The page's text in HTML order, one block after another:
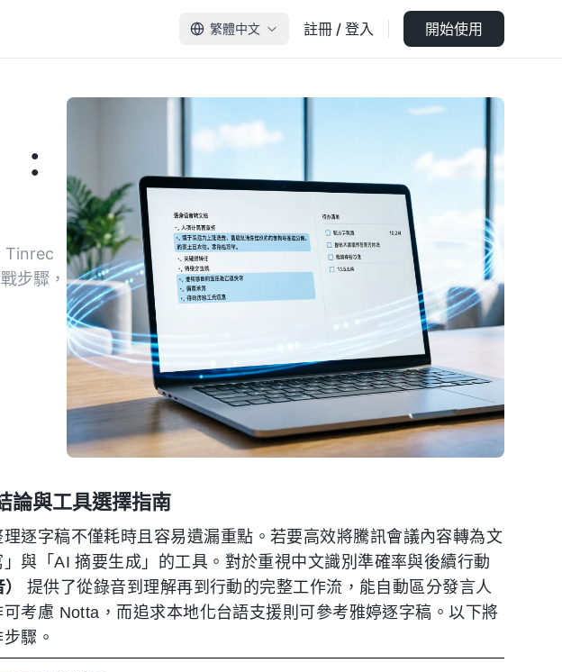
繁體中文 註冊 / 登入 開始使用
Tinrec
步驟，
論與工具選擇指南
逐字稿不僅耗時且容易遺漏重點。若要高效將騰訊會議內容轉為文
與「AI 摘要生成」的工具。對於重視中文識別準確率與後續行動
提供了從錄音到理解再到行動的完整工作流，能自動區分發言人
考慮 Notta，而追求本地化台語支援則可參考雅婷逐字稿。以下將
驟。